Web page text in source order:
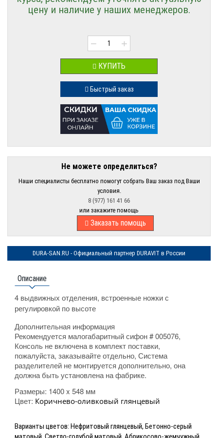
цену и наличие у наших менеджеров.
− +
КУПИТЬ
Быстрый заказ
Не можете определиться?
Наши специалисты бесплатно помогут собрать Ваш заказ под Ваши
условия.
8 (977) 161 41 66
или закажите помощь
Заказать помощь
DURA-SAN.RU - Официальный партнер DURAVIT в России
Описание
4 выдвижных отделения, встроенные ножки с
регулировкой по высоте
Дополнительная информация
Рекомендуется малогабаритный сифон # 005076,
Консоль не включена в комплект поставки,
пожалуйста, заказывайте отдельно, Система
разделителей не монтируется дополнительно, она
должна быть установлена на фабрике.
Размеры: 1400 x 548 мм
Цвет: Коричнево-оливковый глянцевый
Варианты цветов: Нефритовый глянцевый, Бетонно-серый